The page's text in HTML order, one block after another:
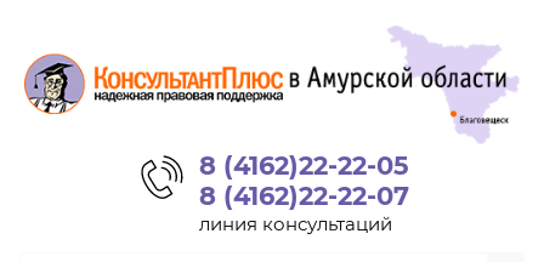
8 (4162)22-22-05
8 (4162)22-22-07
линия консультаций